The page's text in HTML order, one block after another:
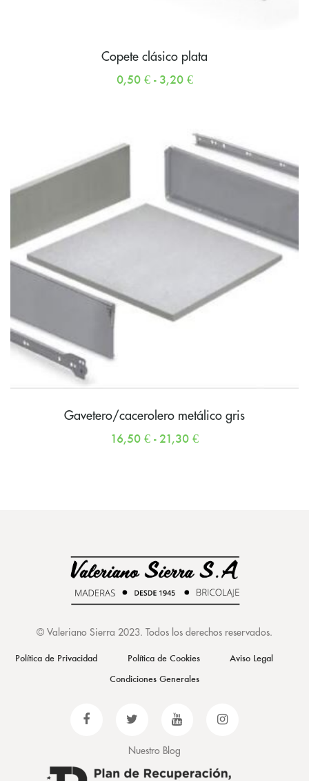
Copete clásico plata
0,50 € - 3,20 €
Gavetero/cacerolero metálico gris
16,50 € - 21,30 €
© Valeriano Sierra 2023. Todos los derechos reservados.
Política de Privacidad Política de Cookies
Aviso Legal
Condiciones Generales
Nuestro Blog